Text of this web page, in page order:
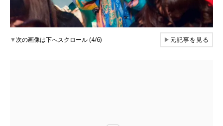
▼次の画像は下へスクロール (4/6) ▶元記事を見る